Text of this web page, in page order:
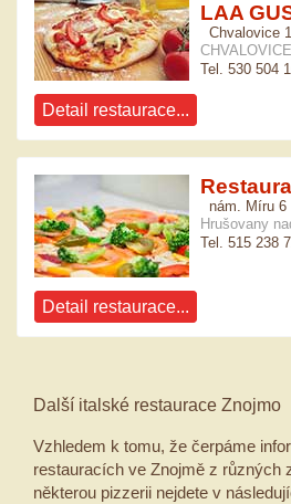
LAA
Chvalovice
Tel. 530 504
Detail restaurace...
nám. Míru 6
Hrušovany
Tel. 515 238
Detail restaurace...
Další italské restaurace Znojmo
Vzhledem k tomu, že čerpáme
restauracích ve Znojmě z různých
některou pizzerii nejdete v